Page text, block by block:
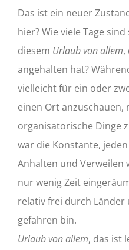
Das ist ein neuer
hier? Wie viele Tage
diesem Urlaub von allem,
angehalten hat?
vielleicht für ein oder
einen Ort
organisatorische Dinge
war die Konstante,
Anhalten und Verweilen
nur wenig Zeit
relativ frei durch Länder
gefahren bin.
Urlaub von allem, das ist